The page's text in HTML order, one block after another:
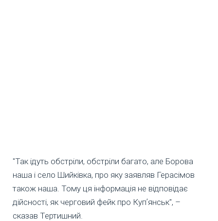
"Так ідуть обстріли, обстріли багато, але Борова
наша і село Шийківка, про яку заявляв Герасімов
також наша. Тому ця інформація не відповідає
дійсності, як черговий фейк про Купʼянськ", –
сказав Тертишний.